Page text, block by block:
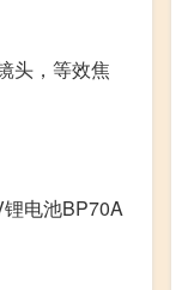
头，等效焦
电池BP70A